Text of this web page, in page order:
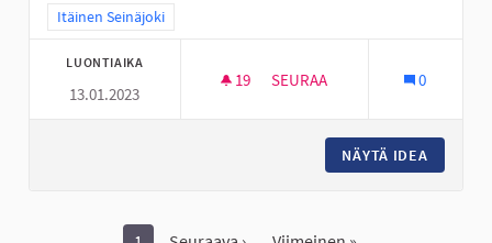
Rajaa tulokset teeman mukaan: Itäinen Seinäjoki
Itäinen Seinäjoki
LUONTIAIKA
13.01.2023
19 19 SEURAAJAA
SEURAA 0
NÄYTÄ IDEA